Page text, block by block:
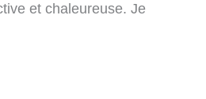
et chaleureuse. Je